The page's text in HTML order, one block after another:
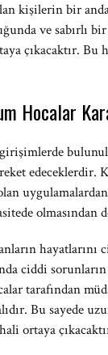
kişilerin bir
ve sabırlı
çıkacaktır. Bu
Hocalar
edeceklerdir.
olmasından
hayatlarını
ciddi
tarafından
Bu sayede
ortaya